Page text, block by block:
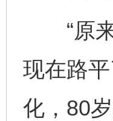
“原来
现在路
化，80